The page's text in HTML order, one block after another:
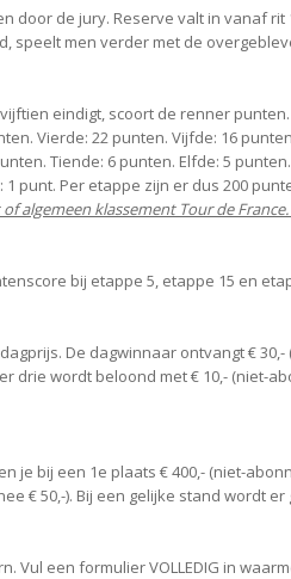
door de jury. Reserve valt in vanaf rit
speelt men verder met de
eindigt, scoort de renner
Vierde: 22 punten. Vijfde: 16
Tiende: 6 punten. Elfde: 5
punt. Per etappe zijn er dus 200
algemeen klassement Tour de France.
bij etappe 5, etappe 15 en
De dagwinnaar ontvangt € 30,-
drie wordt beloond met € 10,- (niet-
bij een 1e plaats € 400,- (niet-
€ 50,-). Bij een gelijke stand wordt er
Vul een formulier VOLLEDIG in